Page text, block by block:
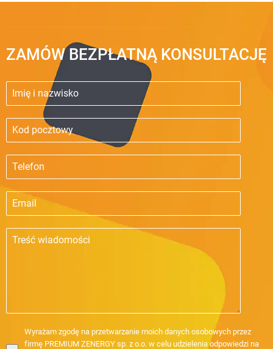
ZAMÓW BEZPŁATNĄ KONSULTACJĘ
Wyrażam zgodę na przetwarzanie moich danych osobowych przez
firmę PREMIUM ZENERGY sp. z o.o. w celu udzielenia odpowiedzi na